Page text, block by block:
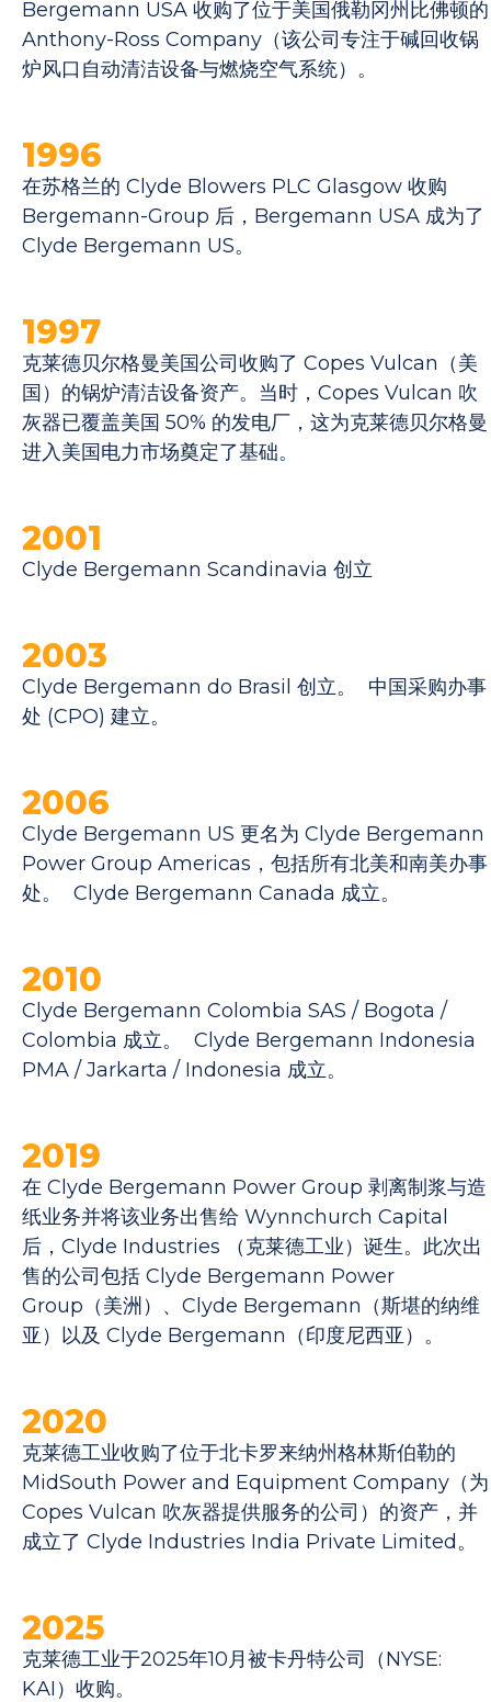
Bergemann USA 收购了位于美国俄勒冈州比佛顿的
Anthony-Ross Company（该公司专注于碱回收锅
炉风口自动清洁设备与燃烧空气系统）。
1996
在苏格兰的 Clyde Blowers PLC Glasgow 收购
Bergemann-Group 后，Bergemann USA 成为了
Clyde Bergemann US。
1997
克莱德贝尔格曼美国公司收购了 Copes Vulcan（美
国）的锅炉清洁设备资产。当时，Copes Vulcan 吹
灰器已覆盖美国 50% 的发电厂，这为克莱德贝尔格曼
进入美国电力市场奠定了基础。
2001
Clyde Bergemann Scandinavia 创立
2003
Clyde Bergemann do Brasil 创立。 中国采购办事
处 (CPO) 建立。
2006
Clyde Bergemann US 更名为 Clyde Bergemann
Power Group Americas，包括所有北美和南美办事
处。 Clyde Bergemann Canada 成立。
2010
Clyde Bergemann Colombia SAS / Bogota /
Colombia 成立。 Clyde Bergemann Indonesia
PMA / Jarkarta / Indonesia 成立。
2019
在 Clyde Bergemann Power Group 剥离制浆与造
纸业务并将该业务出售给 Wynnchurch Capital
后，Clyde Industries （克莱德工业）诞生。此次出
售的公司包括 Clyde Bergemann Power
Group（美洲）、Clyde Bergemann（斯堪的纳维
亚）以及 Clyde Bergemann（印度尼西亚）。
2020
克莱德工业收购了位于北卡罗来纳州格林斯伯勒的
MidSouth Power and Equipment Company（为
Copes Vulcan 吹灰器提供服务的公司）的资产，并
成立了 Clyde Industries India Private Limited。
2025
克莱德工业于2025年10月被卡丹特公司（NYSE:
KAI）收购。